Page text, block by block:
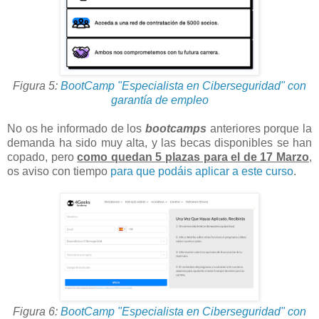
Figura 5: BootCamp "Especialista en Ciberseguridad" con
garantía de empleo
No os he informado de los bootcamps anteriores porque la
demanda ha sido muy alta, y las becas disponibles se han
copado, perocomo quedan 5 plazas para el de 17 Marzo,
os aviso con tiempo para que podáis aplicar a este curso.
Figura 6: BootCamp "Especialista en Ciberseguridad" con